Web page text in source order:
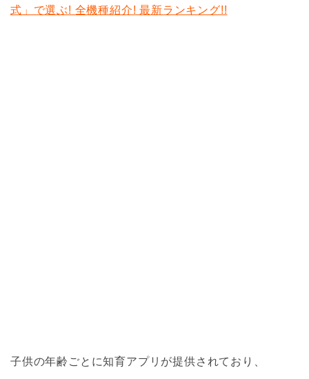
式」で選ぶ! 全機種紹介! 最新ランキング!!
子供の年齢ごとに知育アプリが提供されており、